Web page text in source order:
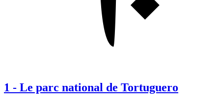
1 - Le parc national de Tortuguero